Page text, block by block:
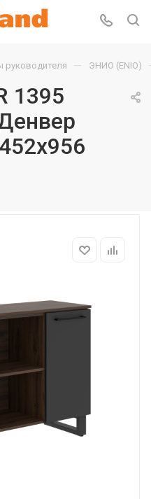
руководителя — ЭНИО (ENIO)
1395